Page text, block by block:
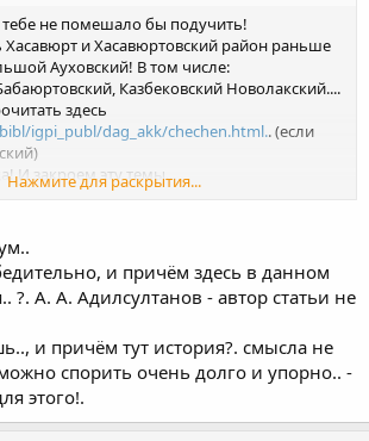
тебе не помешало бы подучить!
Хасавюрт и Хасавюртовский район раньше
Ауховский! В том числе:
Казбековский Новолакский....
здесь
igpi_publ/dag_akk/chechen.html.. (если
И закроем эту темы...
бы выучить историю.. Можно было после
Нажмите для раскрытия...
и причём здесь в данном
?. А. А. Адилсултанов - автор статьи не
и причём тут история?. смысла не
спорить очень долго и упорно.. -
этого!.